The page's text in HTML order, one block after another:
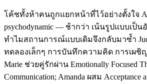
โค้ชทั้งห้าคนถูกแยกหน้าที่ไว้อย่างตั้งใจ
psychodynamic — ช้ากว่า เน้นรูปแบบเป็
ทำไมสถานการณ์แบบเดิมจึงกลับมาซ้ำ
ทดลองเล็กๆ การบันทึกความคิด การเผชิ
Marie ช่วยคู่รักผ่าน Emotionally Focused
Communication; Amanda ผสม Acceptance